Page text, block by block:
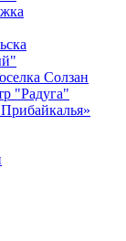
Солзан
"Радуга"